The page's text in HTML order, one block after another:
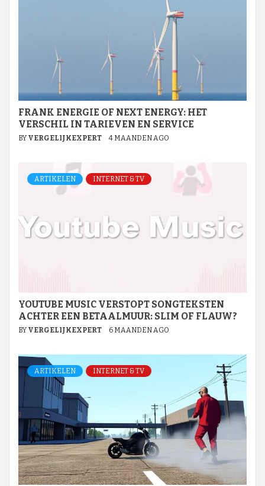
FRANK ENERGIE OF NEXT ENERGY: HET
VERSCHIL IN TARIEVEN EN SERVICE
BY VERGELIJKEXPERT 4 MAANDEN AGO
ARTIKELEN INTERNET & TV
YOUTUBE MUSIC VERSTOPT SONGTEKSTEN
ACHTER EEN BETAALMUUR: SLIM OF FLAUW?
BY VERGELIJKEXPERT 6 MAANDEN AGO
ARTIKELEN INTERNET & TV